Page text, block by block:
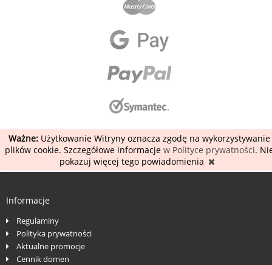
Ważne:Użytkowanie Witryny oznacza zgodę na wykorzystywanie
plików cookie. Szczegółowe informacje w Polityce prywatności.
pokazuj więcej tego powiadomienia
Informacje
Regulaminy
Polityka prywatności
Aktualne promocje
Cennik domen